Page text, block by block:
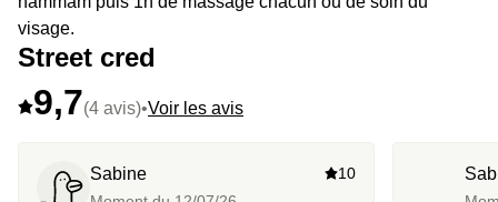
visage.
⭐️ Le highlight :passez sous la cascade de la piscine,
détente garantie.
Street cred
9,7(4 avis)•Voir les avis
Sabine 10